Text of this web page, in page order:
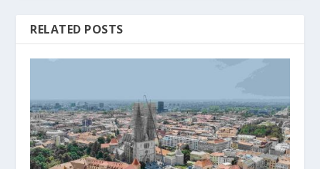
RELATED POSTS